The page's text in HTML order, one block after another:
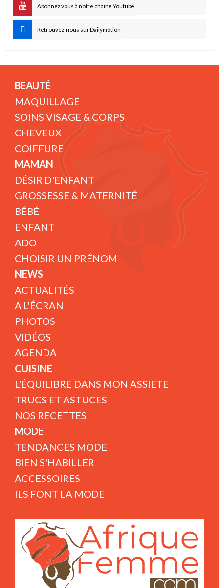
Abonnez vous à notre chaine Youtube
Retrouvez-nous sur Dailymotion
BEAUTÉ
MAQUILLAGE
SOINS VISAGE & CORPS
CHEVEUX
COIFFURE
MAMAN
DÉSIR D'ENFANT
GROSSESSE & MATERNITÉ
BÉBÉ
ENFANT
ADO
CHOISIR UN PRÉNOM
NEWS
ACTUALITÉS
A L'ÉCRAN
PHOTOS
VIDÉOS
AGENDA
CUISINE
L'ÉQUILIBRE DANS MON ASSIETE
TRUCS ET ASTUCES
NOS RECETTES
MODE
TENDANCES MODE
BIEN S'HABILLER
ACCESSOIRES
ILS FONT LA MODE